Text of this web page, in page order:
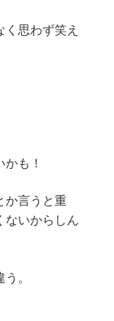
思わず笑え
も！
か言うと重
いからしん
。